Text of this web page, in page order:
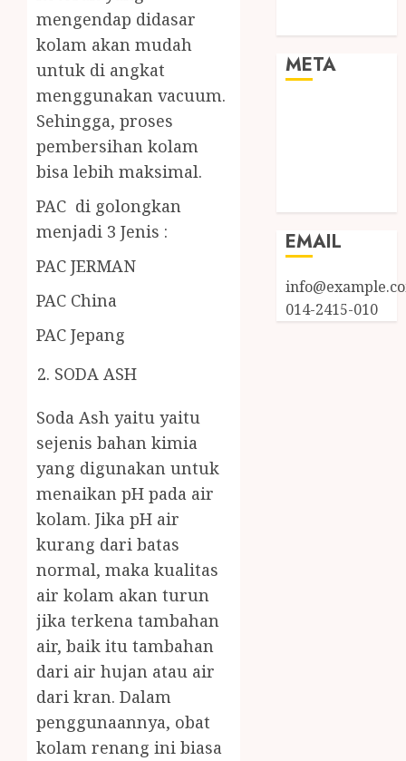
mengendap didasar
kolam akan mudah
untuk di angkat
menggunakan vacuum.
Sehingga, proses
pembersihan kolam
bisa lebih maksimal.
PAC di golongkan
menjadi 3 Jenis :
PAC JERMAN
PAC China
PAC Jepang
SODA ASH
Soda Ash yaitu yaitu
sejenis bahan kimia
yang digunakan untuk
menaikan pH pada air
kolam. Jika pH air
kurang dari batas
normal, maka kualitas
air kolam akan turun
jika terkena tambahan
air, baik itu tambahan
dari air hujan atau air
dari kran. Dalam
penggunaannya, obat
kolam renang ini biasa
META
EMAIL
014-2415-010